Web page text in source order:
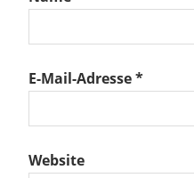
E-Mail-Adresse*
Website